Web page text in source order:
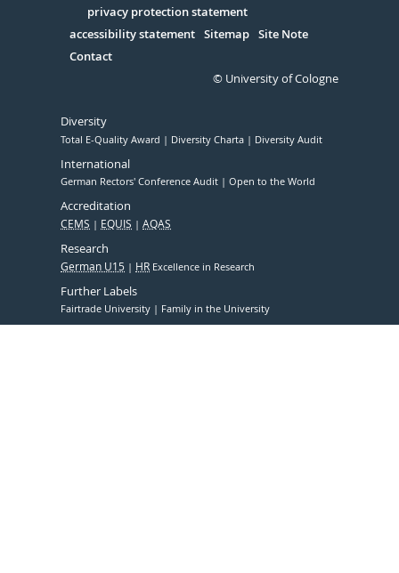
Serivce
privacy protection statement
accessibility statement Sitemap Site Note
Contact
© University of Cologne
Diversity
Total E-Quality Award Diversity Charta Diversity Audit
International
German Rectors' Conference Audit Open to the World
Accreditation
CEMS EQUIS AQAS
Research
German U15 HR Excellence in Research
Further Labels
Fairtrade University Family in the University